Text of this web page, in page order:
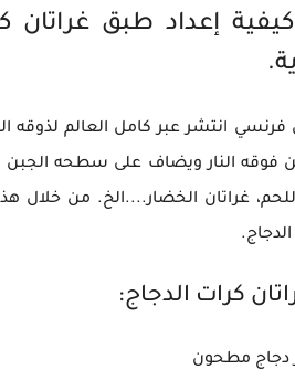
إعداد طبق
فرنسي انتشر عبر كامل العالم
فوقه النار ويضاف على سطحه الجبن
غراتان الخضار....الخ. من
كرات الدجاج: